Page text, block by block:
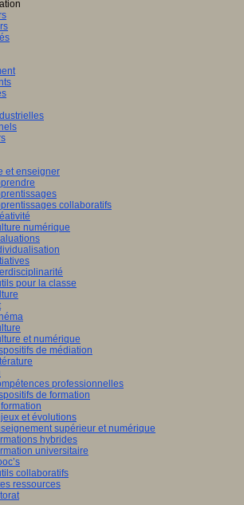
et enseigner
collaboratifs
numérique
pour la classe
et numérique
de médiation
professionnelles
de formation
formation
et évolutions
supérieur et numérique
hybrides
universitaire
collaboratifs
ressources